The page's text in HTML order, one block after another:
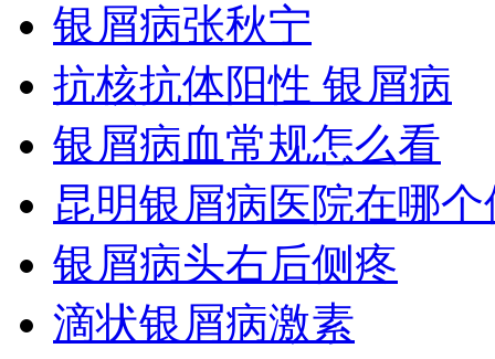
银屑病张秋宁
抗核抗体阳性 银屑病
银屑病血常规怎么看
昆明银屑病医院在哪
银屑病头右后侧疼
滴状银屑病激素